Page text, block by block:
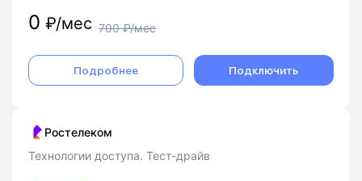
0 ₽/мес 700₽/мес
Подробнее Подключить
Ростелеком
Технологии доступа. Тест-драйв